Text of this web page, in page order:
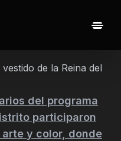
de la Reina del
del programa
participaron
y color, donde